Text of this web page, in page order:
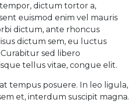
dictum tortor a,
euismod enim vel mauris
dictum, ante rhoncus
dictum sem, eu luctus
sed libero
tellus vitae, congue elit.
tempus posuere. In leo ligula,
et, interdum suscipit magna.